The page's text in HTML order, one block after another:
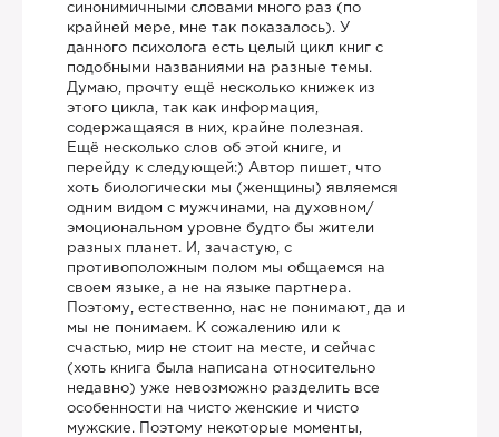
синонимичными словами много раз (по
крайней мере, мне так показалось). У
данного психолога есть целый цикл книг с
подобными названиями на разные темы.
Думаю, прочту ещё несколько книжек из
этого цикла, так как информация,
содержащаяся в них, крайне полезная.
Ещё несколько слов об этой книге, и
перейду к следующей:) Автор пишет, что
хоть биологически мы (женщины) являемся
одним видом с мужчинами, на духовном/
эмоциональном уровне будто бы жители
разных планет. И, зачастую, с
противоположным полом мы общаемся на
своем языке, а не на языке партнера.
Поэтому, естественно, нас не понимают, да и
мы не понимаем. К сожалению или к
счастью, мир не стоит на месте, и сейчас
(хоть книга была написана относительно
недавно) уже невозможно разделить все
особенности на чисто женские и чисто
мужские. Поэтому некоторые моменты,